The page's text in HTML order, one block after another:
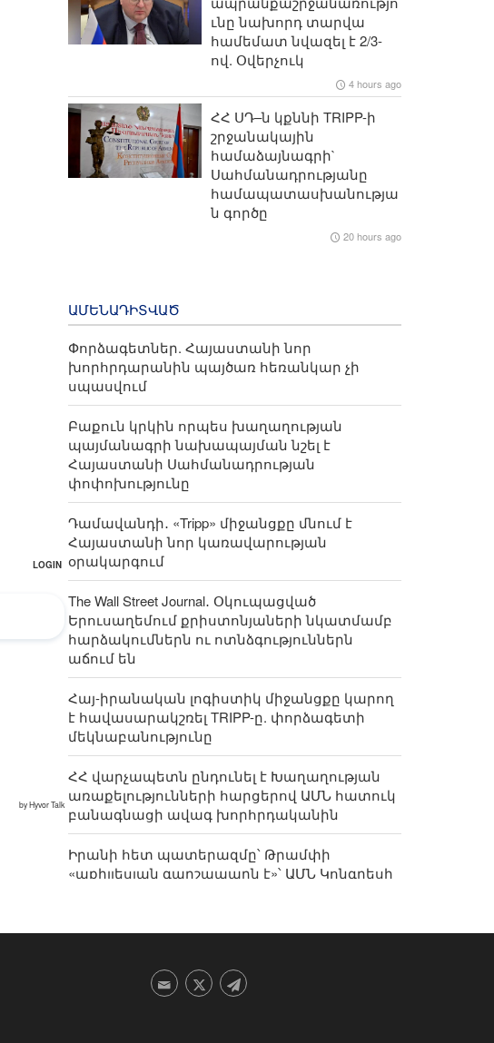
ւնը նախորդ տարվա
համեմատ նվազել է 2/3-
ով. Օվերչուկ
4 hours ago
ՀՀ ՍԴ–ն կքննի TRIPP-ի
շրջանակային
համաձայնագրի`
Սահմանադրությանը
համապատասխանությա
ն գործը
20 hours ago
ԱՄԵՆԱԴԻՏՎԱԾ
Փորձագետներ. Հայաստանի նոր
խորհրդարանին պայծառ հեռանկար չի
սպասվում
Բաքուն կրկին որպես խաղաղության
պայմանագրի նախապայման նշել է
Հայաստանի Սահմանադրության
փոփոխությունը
Դամավանդի․ «Tripp» միջանցքը մնում է
Հայաստանի նոր կառավարության
օրակարգում
The Wall Street Journal․ Օկուպացված
Երուսաղեմում քրիստոնյաների նկատմամբ
հարձակումներն ու ոտնձգություններն
աճում են
Հայ-իրանական լոգիստիկ միջանցքը կարող
է հավասարակշռել TRIPP-ը. փորձագետի
մեկնաբանությունը
ՀՀ վարչապետն ընդունել է Խաղաղության
առաքելությունների հարցերով ԱՄՆ հատուկ
բանագնացի ավագ խորհրդականին
Իրանի հետ պատերազմը՝ Թրամփի
«աքիլլեսյան գարշապարն է»՝ ԱՄՆ Կոնգրեսի
Մասնագետ. Կասպից ծովի գլխավոր խնդիրը
աշխարհաքաղաքականությունն է, այլ ոչ թե
Իրանի մասնաբաժնի տոկոսը